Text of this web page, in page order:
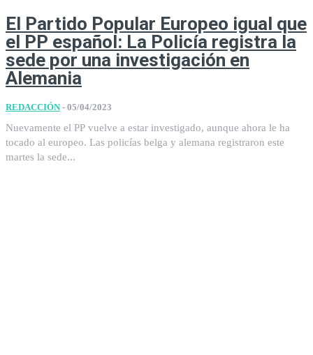
El Partido Popular Europeo igual que
el PP español: La Policía registra la
sede por una investigación en
Alemania
REDACCIÓN - 05/04/2023
Nuevamente el PP vuelve a estar investigado, aunque ahora le ha
tocado al europeo. Las policías belga y alemana registraron este
martes la sede...